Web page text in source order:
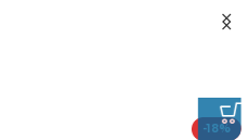
-18%